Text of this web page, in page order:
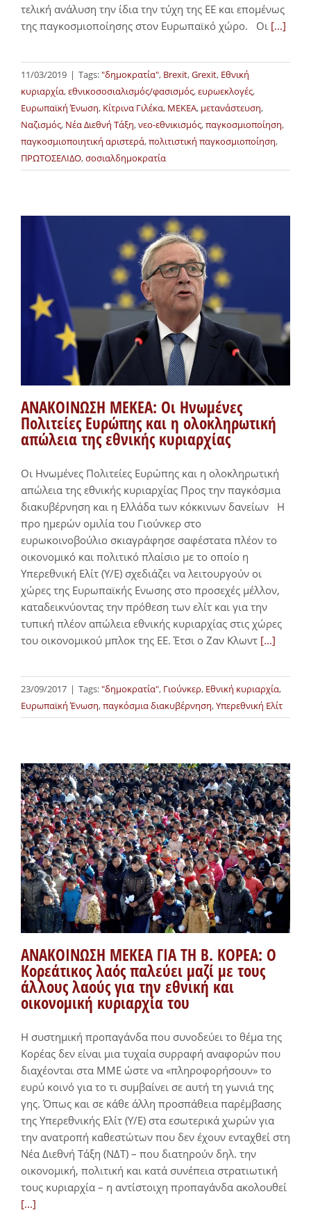
τελική ανάλυση την ίδια την τύχη της ΕΕ και επομένως
της παγκοσμιοποίησης στον Ευρωπαϊκό χώρο. Οι [...]
11/03/2019 | Tags:"δημοκρατία", Brexit,Grexit, Εθνική
κυριαρχία,εθνικοσοσιαλισμός/φασισμός,ευρωεκλογές,
Ευρωπαϊκή Ένωση, Κίτρινα Γιλέκα, ΜΕΚΕΑ, μετανάστευση,
Ναζισμός, Νέα Διεθνή Τάξη,νεο-εθνικισμός,παγκοσμιοποίηση,
παγκοσμιοποιητική αριστερά,πολιτιστική παγκοσμιοποίηση,
ΠΡΩΤΟΣΕΛΙΔΟ,σοσιαλδημοκρατία
ΑΝΑΚΟΙΝΩΣΗ ΜΕΚΕΑ: Οι Ηνωμένες
Πολιτείες Ευρώπης και η ολοκληρωτική
απώλεια της εθνικής κυριαρχίας
Οι Ηνωμένες Πολιτείες Ευρώπης και η ολοκληρωτική
απώλεια της εθνικής κυριαρχίας Προς την παγκόσμια
διακυβέρνηση και η Ελλάδα των κόκκινων δανείων Η
προ ημερών ομιλία του Γιούνκερ στο
ευρωκοινοβούλιο σκιαγράφησε σαφέστατα πλέον το
οικονομικό και πολιτικό πλαίσιο με το οποίο η
Υπερεθνική Ελίτ (Υ/Ε) σχεδιάζει να λειτουργούν οι
χώρες της Ευρωπαϊκής Ενωσης στο προσεχές μέλλον,
καταδεικνύοντας την πρόθεση των ελίτ και για την
τυπική πλέον απώλεια εθνικής κυριαρχίας στις χώρες
του οικονομικού μπλοκ της ΕΕ. Έτσι ο Ζαν Κλωντ [...]
23/09/2017 | Tags:"δημοκρατία", Γιούνκερ, Εθνική κυριαρχία,
Ευρωπαϊκή Ένωση,παγκόσμια διακυβέρνηση,Υπερεθνική Ελίτ
ΑΝΑΚΟΙΝΩΣΗ ΜΕΚΕΑ ΓΙΑ ΤΗ Β. ΚΟΡΕΑ: O
Κορεάτικος λαός παλεύει μαζί με τους
άλλους λαούς για την εθνική και
οικονομική κυριαρχία του
Η συστημική προπαγάνδα που συνοδεύει το θέμα της
Κορέας δεν είναι μια τυχαία συρραφή αναφορών που
διαχέονται στα ΜΜΕ ώστε να «πληροφορήσουν» το
ευρύ κοινό για το τι συμβαίνει σε αυτή τη γωνιά της
γης. Όπως και σε κάθε άλλη προσπάθεια παρέμβασης
της Υπερεθνικής Ελίτ (Υ/Ε) στα εσωτερικά χωρών για
την ανατροπή καθεστώτων που δεν έχουν ενταχθεί στη
Νέα Διεθνή Τάξη (ΝΔΤ) – που διατηρούν δηλ. την
οικονομική, πολιτική και κατά συνέπεια στρατιωτική
τους κυριαρχία – η αντίστοιχη προπαγάνδα ακολουθεί
[...]